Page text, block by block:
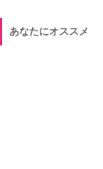
あなたにオススメ